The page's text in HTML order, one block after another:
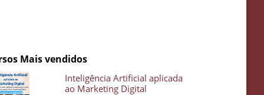
Mais vendidos
Inteligência Artificial aplicada
ao Marketing Digital